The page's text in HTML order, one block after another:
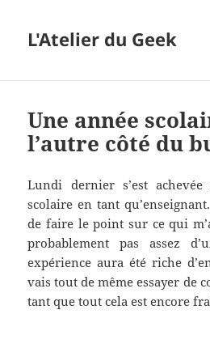
L'Atelier du Geek
Une année
l’autre côté du
Lundi dernier s’est
scolaire en tant
de faire le point sur ce qui
probablement pas assez
expérience aura été riche
vais tout de même essayer de
tant que tout cela est encore